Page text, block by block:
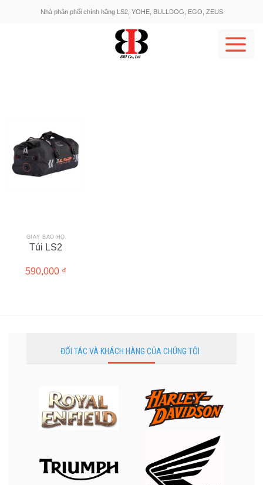
Nhà phân phối chính hãng LS2, YOHE, BULLDOG, EGO, ZEUS
GIÀY BẢO HỘ
Túi LS2
590,000 ₫
ĐỐI TÁC VÀ KHÁCH HÀNG CỦA CHÚNG TÔI